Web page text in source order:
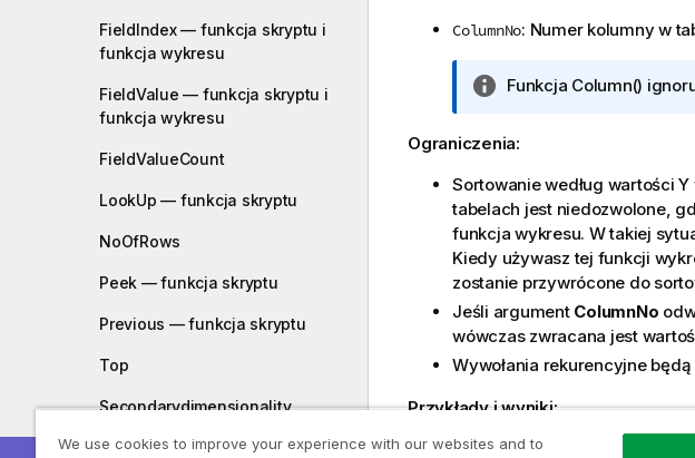
FieldIndex — funkcja skryptu i
funkcja wykresu
FieldValue — funkcja skryptu i
funkcja wykresu
FieldValueCount
LookUp — funkcja skryptu
NoOfRows
Peek — funkcja skryptu
Previous — funkcja skryptu
Top
Secondarydimensionality
After
ColumnNo: Numer kolumny w
I
r
m
a
c
j
a
Funkcja Column()
Ograniczenia:
Sortowanie według wartości
tabelach jest niedozwolone,
funkcja wykresu. W takiej
Kiedy używasz tej funkcji
zostanie przywrócone do
Jeśli argument ColumnNo
wówczas zwracana jest
Wywołania rekurencyjne
Przykłady i wyniki:
We use cookies to improve your experience with our websites and to